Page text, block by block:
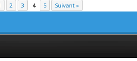
2 3 4 5 Suivant »